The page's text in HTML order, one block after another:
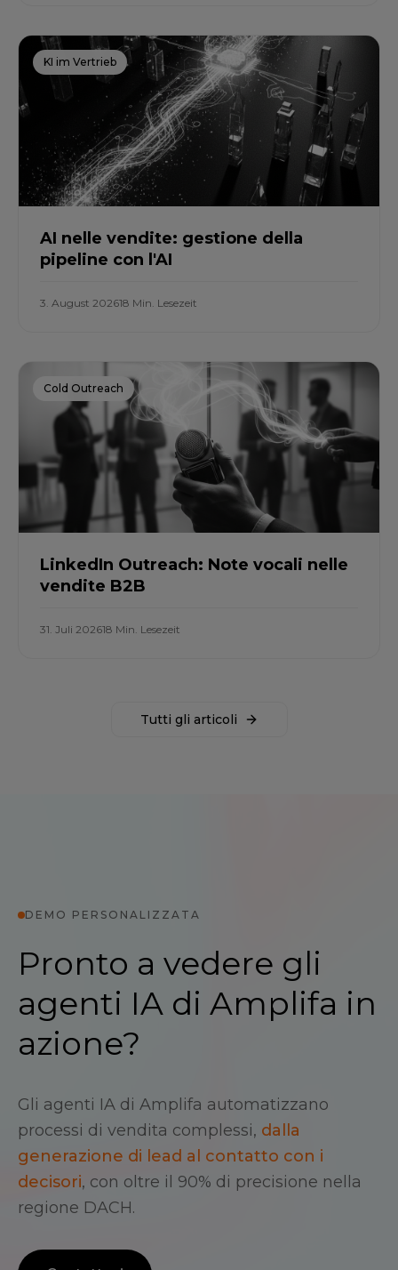
KI im Vertrieb
AI nelle vendite: gestione della
pipeline con l'AI
3. August 202618 Min. Lesezeit
Cold Outreach
LinkedIn Outreach: Note vocali nelle
vendite B2B
31. Juli 202618 Min. Lesezeit
Tutti gli articoli
DEMO PERSONALIZZATA
Pronto a vedere gli
agenti IA di Amplifa in
azione?
Gli agenti IA di Amplifa automatizzano
processi di vendita complessi, dalla
generazione di lead al contatto con i
decisori, con oltre il 90% di precisione nella
regione DACH.